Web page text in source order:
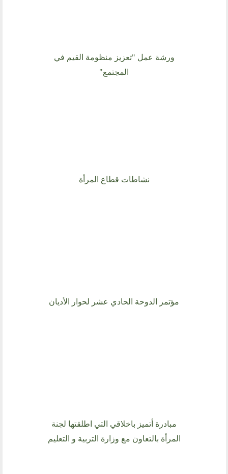
ورشة عمل "تعزيز منظومة القيم في
المجتمع"
نشاطات قطاع المرأة
مؤتمر الدوحة الحادي عشر لحوار الأديان
مبادرة أتميز باخلاقي التي اطلقتها لجنة
المرأة بالتعاون مع وزارة التربية و التعليم